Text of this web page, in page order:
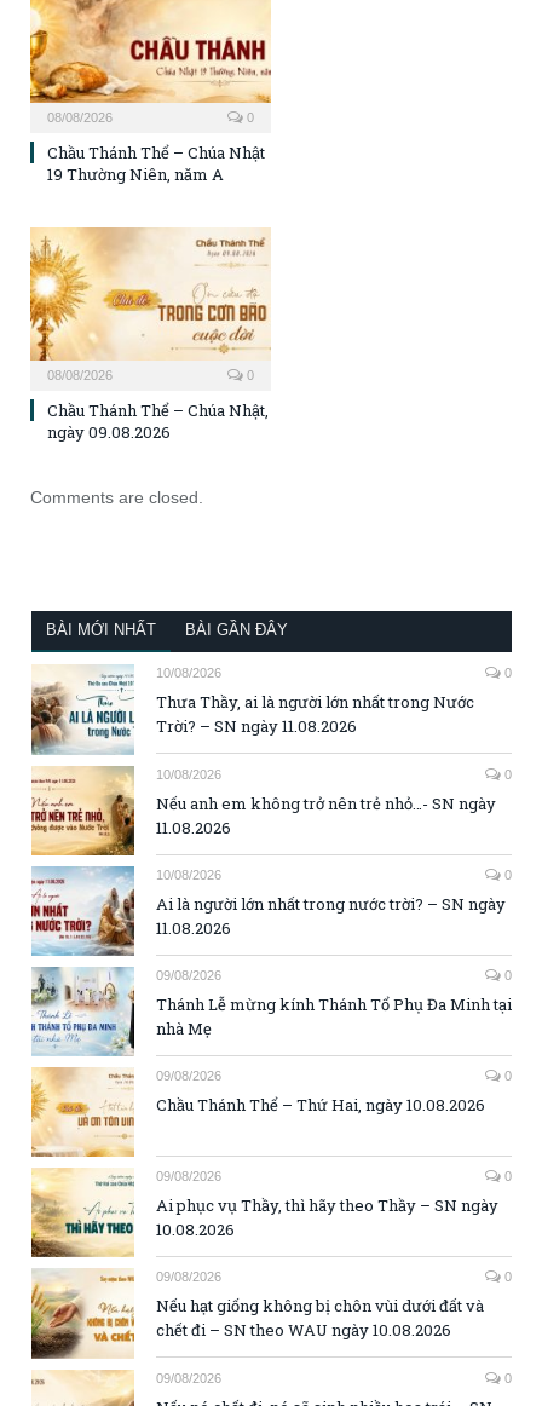
08/08/2026 0
Chầu Thánh Thể – Chúa Nhật
19 Thường Niên, năm A
08/08/2026 0
Chầu Thánh Thể – Chúa Nhật,
ngày 09.08.2026
Comments are closed.
BÀI MỚI NHẤT BÀI GẦN ĐÂY
10/08/2026 0
Thưa Thầy, ai là người lớn nhất trong Nước
Trời? – SN ngày 11.08.2026
10/08/2026 0
Nếu anh em không trở nên trẻ nhỏ…- SN ngày
11.08.2026
10/08/2026 0
Ai là người lớn nhất trong nước trời? – SN ngày
11.08.2026
09/08/2026 0
Thánh Lễ mừng kính Thánh Tổ Phụ Đa Minh tại
nhà Mẹ
09/08/2026 0
Chầu Thánh Thể – Thứ Hai, ngày 10.08.2026
09/08/2026 0
Ai phục vụ Thầy, thì hãy theo Thầy – SN ngày
10.08.2026
09/08/2026 0
Nếu hạt giống không bị chôn vùi dưới đất và
chết đi – SN theo WAU ngày 10.08.2026
09/08/2026 0